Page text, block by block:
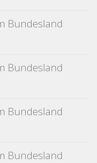
Bundesland
Bundesland
Bundesland
Bundesland